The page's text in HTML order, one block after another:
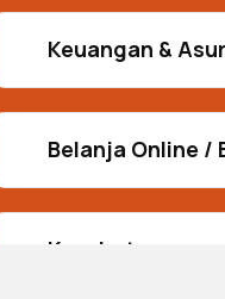
Keuangan &
Belanja Online /
Kesehatan